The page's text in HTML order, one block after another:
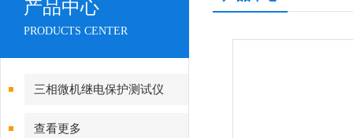
产品中心
PRODUCTS CENTER
三相微机继电保护测试仪
查看更多